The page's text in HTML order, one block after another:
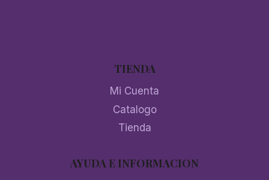
TIENDA
Mi Cuenta
Catalogo
Tienda
AYUDA E INFORMACION